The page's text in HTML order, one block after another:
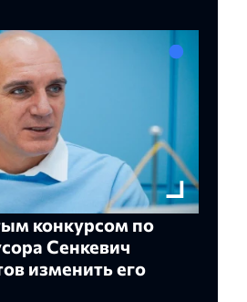
конкурсом по
Сенкевич
изменить его